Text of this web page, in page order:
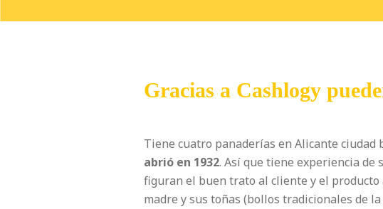
Gracias a Cashlogy
Tiene cuatro panaderías en Alicante ciudad
abrió en 1932. Así que tiene experiencia de
figuran el buen trato al cliente y el producto
madre y sus toñas (bollos tradicionales de